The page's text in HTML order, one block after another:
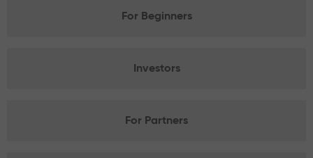
For Beginners
Investors
For Partners